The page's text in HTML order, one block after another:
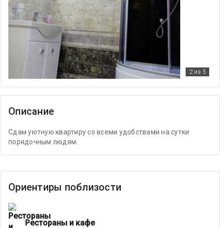
2из 5
Описание
Сдам уютную квартиру со всеми удобствами на сутки
порядочным людям.
Ориентиры поблизости
Рестораны и кафе